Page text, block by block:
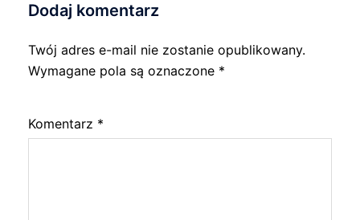
Dodaj komentarz
Twój adres e-mail nie zostanie opublikowany.
Wymagane pola są oznaczone *
Komentarz *